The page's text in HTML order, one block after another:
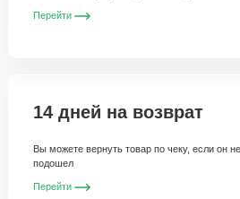
Перейти
14 дней на возврат
Вы можете вернуть товар по чеку, если он не
подошел
Перейти